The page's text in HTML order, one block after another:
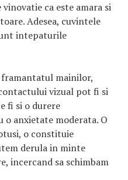
ca este amara si
Adesea, cuvintele
intepaturile
mainilor,
vizual pot fi si
fi si o durere
o anxietate moderata. O
o constituie
derula in minte
incercand sa schimbam